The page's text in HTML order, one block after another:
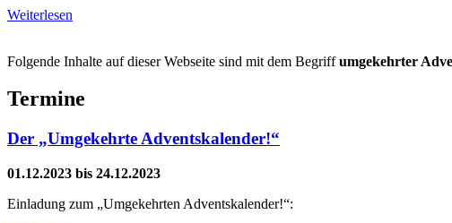
Weiterlesen
Folgende Inhalte auf dieser Webseite sind mit dem Begriffumgekehrter
Termine
Der „Umgekehrte Adventskalender!“
01.12.2023 bis 24.12.2023
Einladung zum „Umgekehrten Adventskalender!“: